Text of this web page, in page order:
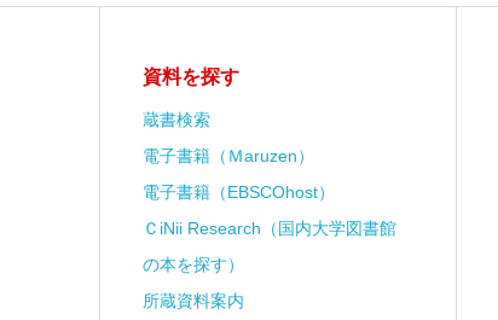
資料を探す
蔵書検索
電子書籍（Ｍaruzen）
電子書籍（EBSCOhost）
ＣiNii Research（国内大学図書館
の本を探す）
所蔵資料案内